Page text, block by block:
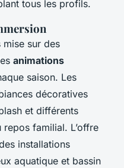
tous les profils.
mise sur des
animations
saison. Les
décoratives
et différents
familial. L’offre
installations
aquatique et bassin